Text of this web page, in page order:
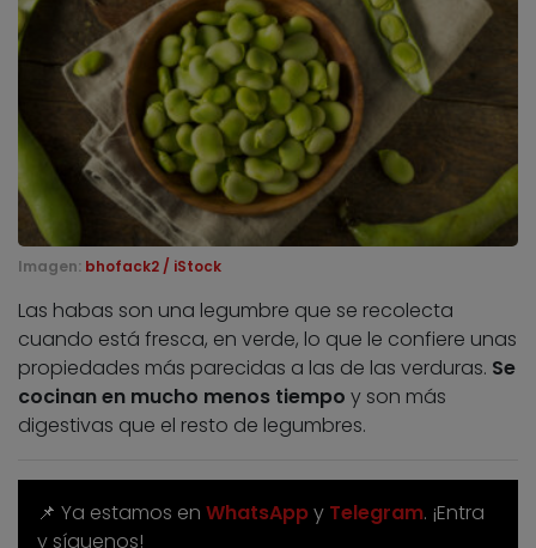
Imagen: bhofack2 / iStock
Las habas son una legumbre que se recolecta
cuando está fresca, en verde, lo que le confiere unas
propiedades más parecidas a las de las verduras. Se
cocinan en mucho menos tiempo y son más
digestivas que el resto de legumbres.
📌 Ya estamos en WhatsAppy Telegram. ¡Entra
y síguenos!